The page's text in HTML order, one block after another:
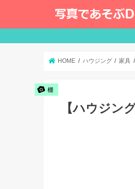
HOME ハウジング 家具
棚
【ハウジン